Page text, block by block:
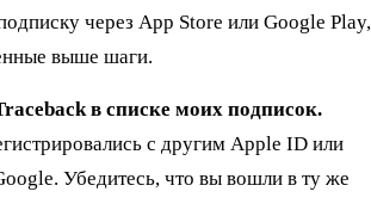
через App Store или Google Play,
выше шаги.
в списке моих подписок.
с другим Apple ID или
Убедитесь, что вы вошли в ту же